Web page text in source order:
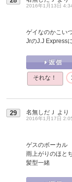
2016年1月13日
ゲイなのかこい
JrのJ.J Express
それな！
29 名無しだＪ より
2016年1月17日
ゲスのボーカル
雨上がりのほと
髪型一緒